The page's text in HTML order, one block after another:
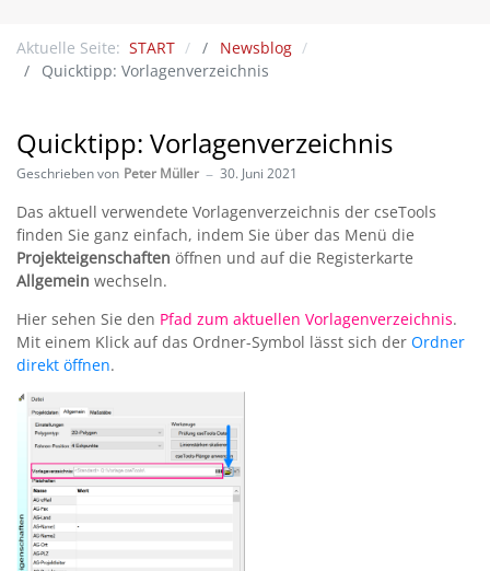
Aktuelle Seite: START
Newsblog
Quicktipp: Vorlagenverzeichnis
Quicktipp: Vorlagenverzeichnis
Geschrieben von Peter Müller 30. Juni 2021
Das aktuell verwendete Vorlagenverzeichnis der cseTools
finden Sie ganz einfach, indem Sie über das Menü die
Projekteigenschaften öffnen und auf die Registerkarte
Allgemein wechseln.
Hier sehen Sie den Pfad zum aktuellen Vorlagenverzeichnis.
Mit einem Klick auf das Ordner-Symbol lässt sich der Ordner
direkt öffnen.